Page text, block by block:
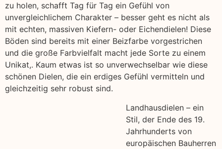
zu holen, schafft Tag für Tag ein Gefühl von
unvergleichlichem Charakter – besser geht es nicht als
mit echten, massiven Kiefern- oder Eichendielen! Diese
Böden sind bereits mit einer Beizfarbe vorgestrichen
und die große Farbvielfalt macht jede Sorte zu einem
Unikat,. Kaum etwas ist so unverwechselbar wie diese
schönen Dielen, die ein erdiges Gefühl vermitteln und
gleichzeitig sehr robust sind.
Landhausdielen – ein
Stil, der Ende des 19.
Jahrhunderts von
europäischen Bauherren